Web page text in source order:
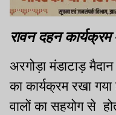
रावन दहन
अरगोड़ा मंडाटाड़
का कार्यक्रम रखा
वालों का सहयोग से